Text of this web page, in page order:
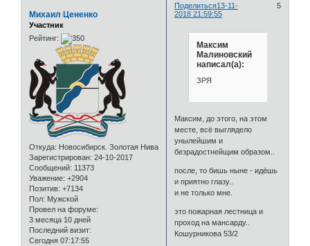
Поделиться 5
13-11-
2018 21:59:55
Михаил Цененко
Участник
Рейтинг:
Откуда: Новосибирск. Золотая Нива
Зарегистрирован: 24-10-2017
Сообщений: 11373
Уважение: +2904
Позитив: +7134
Пол: Мужской
Провел на форуме:
3 месяца 10 дней
Последний визит:
Сегодня 07:17:55
Максим
Малиновский
написал(а):
ЗРЯ
Максим, до этого, на этом
месте, всё выглядело
унылейшим и
безрадостнейщим образом..
после, то бишь ныне - идёшь
и приятно глазу..
и не только мне.
это пожарная лестница и
проход на мансарду..
Кошурникова 53/2